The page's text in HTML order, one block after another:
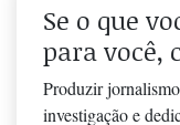
Se o que
para você,
Produzir
investigação e